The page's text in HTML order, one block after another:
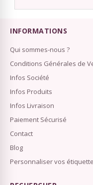
INFORMATIONS
Qui sommes-nous ?
Conditions Générales de
Infos Société
Infos Produits
Infos Livraison
Paiement Sécurisé
Contact
Blog
Personnaliser vos